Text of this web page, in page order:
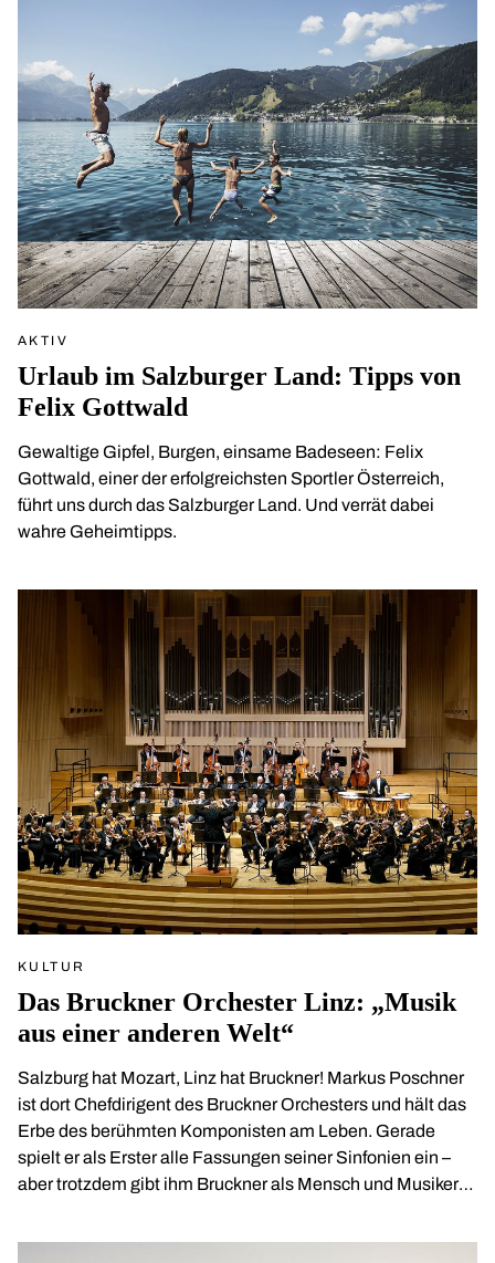
AKTIV
Urlaub im Salzburger Land: Tipps von
Felix Gottwald
Gewaltige Gipfel, Burgen, einsame Badeseen: Felix
Gottwald, einer der erfolgreichsten Sportler Österreich,
führt uns durch das Salzburger Land. Und verrät dabei
wahre Geheimtipps.
KULTUR
Das Bruckner Orchester Linz: „Musik
aus einer anderen Welt“
Salzburg hat Mozart, Linz hat Bruckner! Markus Poschner
ist dort Chefdirigent des Bruckner Orchesters und hält das
Erbe des berühmten Komponisten am Leben. Gerade
spielt er als Erster alle Fassungen seiner Sinfonien ein –
aber trotzdem gibt ihm Bruckner als Mensch und Musiker